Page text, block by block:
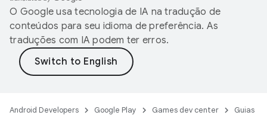
O Google usa tecnologia de IA na tradução de
conteúdos para seu idioma de preferência. As
traduções com IA podem ter erros.
Android Developers Google Play Games dev center Guias